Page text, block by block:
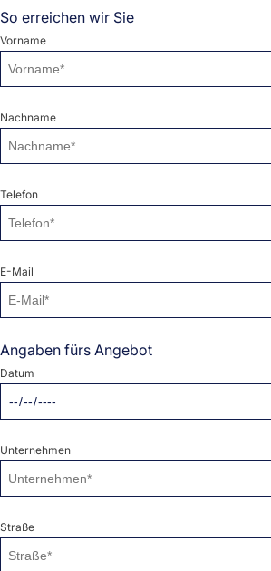
So erreichen wir Sie
Vorname
Nachname
Telefon
E-Mail
Angaben fürs Angebot
Datum
Unternehmen
Straße